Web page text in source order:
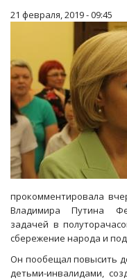
21 февраля, 2019 - 09:45
прокомментировала
Владимира Путина
задачей в
сбережение народа и
Он пообещал повысить
детьми-инвалидами,